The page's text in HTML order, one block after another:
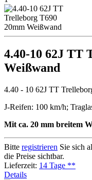
4.40-10 62J TT
Weißwand
4.40 - 10 62J TT
J-Reifen: 100 km/h;
Mit ca. 20 mm breitem
Bitte registrieren Sie sich
die Preise sichtbar.
Lieferzeit: 14 Tage **
Details